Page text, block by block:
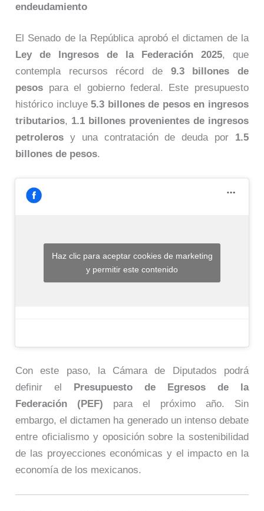
endeudamiento
El Senado de la República aprobó el dictamen de la
Ley de Ingresos de la Federación 2025, que
contempla recursos récord de 9.3 billones de
pesos para el gobierno federal. Este presupuesto
histórico incluye5.3 billones de pesos en ingresos
tributarios, 1.1 billones provenientes de ingresos
petroleros y una contratación de deuda por 1.5
billones de pesos.
Haz clic para aceptar cookies de marketing
y permitir este contenido
Con este paso, la Cámara de Diputados podrá
definir el
Presupuesto de Egresos de la
Federación (PEF) para el próximo año. Sin
embargo, el dictamen ha generado un intenso debate
entre oficialismo y oposición sobre la sostenibilidad
de las proyecciones económicas y el impacto en la
economía de los mexicanos.